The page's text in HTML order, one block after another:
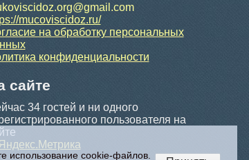
mucoviscidoz.ru/
на обработку персональных
конфиденциальности
сайте
34 гостей и ни одного
пользователя на
использование cookie-файлов.